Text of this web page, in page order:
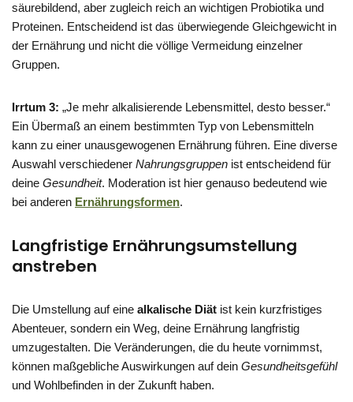
säurebildend, aber zugleich reich an wichtigen Probiotika und
Proteinen. Entscheidend ist das überwiegende Gleichgewicht in
der Ernährung und nicht die völlige Vermeidung einzelner
Gruppen.
Irrtum 3: „Je mehr alkalisierende Lebensmittel, desto besser.“
Ein Übermaß an einem bestimmten Typ von Lebensmitteln
kann zu einer unausgewogenen Ernährung führen. Eine diverse
Auswahl verschiedener Nahrungsgruppen ist entscheidend für
deine Gesundheit. Moderation ist hier genauso bedeutend wie
bei anderen Ernährungsformen.
Langfristige Ernährungsumstellung
anstreben
Die Umstellung auf eine alkalische Diät ist kein kurzfristiges
Abenteuer, sondern ein Weg, deine Ernährung langfristig
umzugestalten. Die Veränderungen, die du heute vornimmst,
können maßgebliche Auswirkungen auf dein Gesundheitsgefühl
und Wohlbefinden in der Zukunft haben.